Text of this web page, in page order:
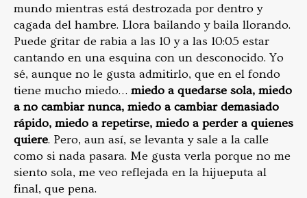
mundo mientras está destrozada por dentro y
cagada del hambre. Llora bailando y baila llorando.
Puede gritar de rabia a las 10 y a las 10:05 estar
cantando en una esquina con un desconocido. Yo
sé, aunque no le gusta admitirlo, que en el fondo
tiene mucho miedo… miedo a quedarse sola, miedo
a no cambiar nunca, miedo a cambiar demasiado
rápido, miedo a repetirse, miedo a perder a quienes
quiere. Pero, aun así, se levanta y sale a la calle
como si nada pasara. Me gusta verla porque no me
siento sola, me veo reflejada en la hijueputa al
final, que pena.